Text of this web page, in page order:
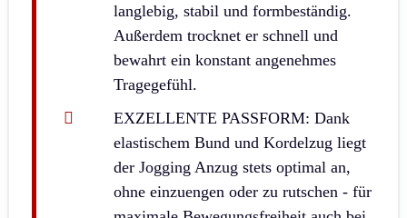
langlebig, stabil und formbeständig.
Außerdem trocknet er schnell und
bewahrt ein konstant angenehmes
Tragegefühl.
EXZELLENTE PASSFORM: Dank
elastischem Bund und Kordelzug liegt
der Jogging Anzug stets optimal an,
ohne einzuengen oder zu rutschen - für